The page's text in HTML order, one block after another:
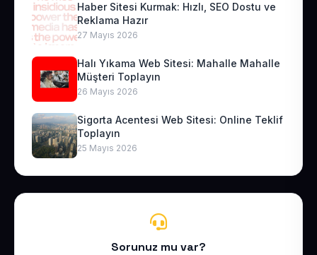
Haber Sitesi Kurmak: Hızlı, SEO Dostu ve
Reklama Hazır
27 Mayıs 2026
Halı Yıkama Web Sitesi: Mahalle Mahalle
Müşteri Toplayın
26 Mayıs 2026
Sigorta Acentesi Web Sitesi: Online Teklif
Toplayın
25 Mayıs 2026
Sorunuz mu var?